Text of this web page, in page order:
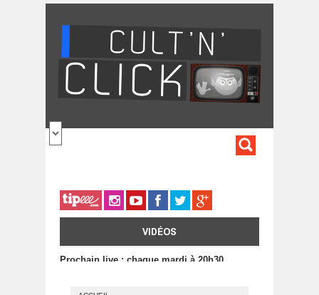
VIDÉOS
Prochain live : chaque mardi à 20h30